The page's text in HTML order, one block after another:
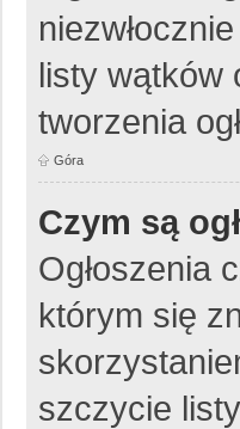
listy wątków
tworzenia
Góra
Czym są
Ogłoszenia
którym się
szczycie